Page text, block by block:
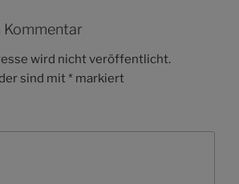
Kommentar
wird nicht veröffentlicht.
sind mit* markiert